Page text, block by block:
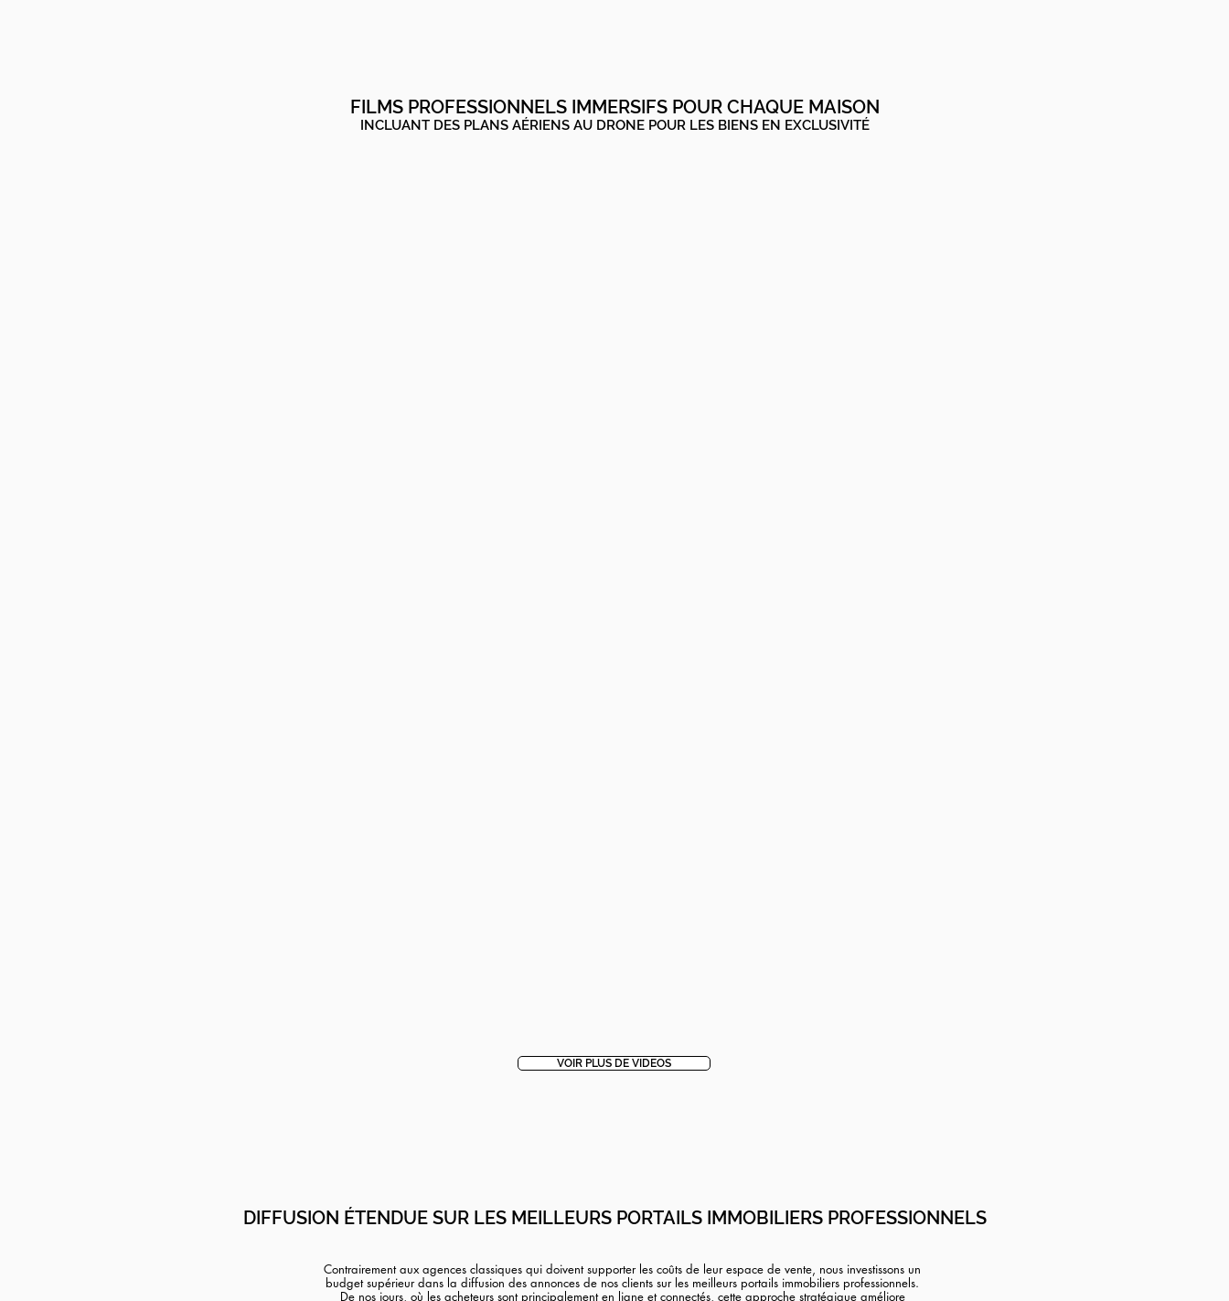
FILMS PROFESSIONNELS IMMERSIFS POUR CHAQUE MAISON
INCLUANT DES PLANS AÉRIENS AU DRONE POUR LES BIENS EN EXCLUSIVITÉ
VOIR PLUS DE VIDEOS
DIFFUSION ÉTENDUE SUR LES MEILLEURS PORTAILS IMMOBILIERS PROFESSIONNELS
Contrairement aux agences classiques qui doivent supporter les coûts de leur espace de vente, nous investissons un
budget supérieur dans la diffusion des annonces de nos clients sur les meilleurs portails immobiliers professionnels.
De nos jours, où les acheteurs sont principalement en ligne et connectés, cette approche stratégique améliore